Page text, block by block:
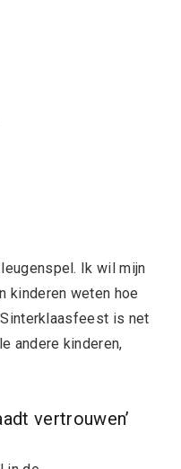
Ik wil mijn
kinderen weten hoe
is net
andere kinderen,
vertrouwen’